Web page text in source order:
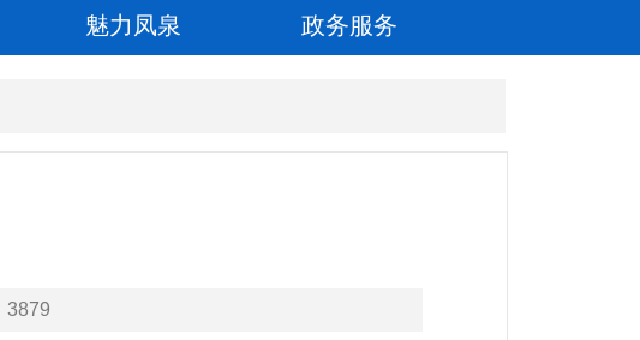
魅力凤泉 政务服务
3879